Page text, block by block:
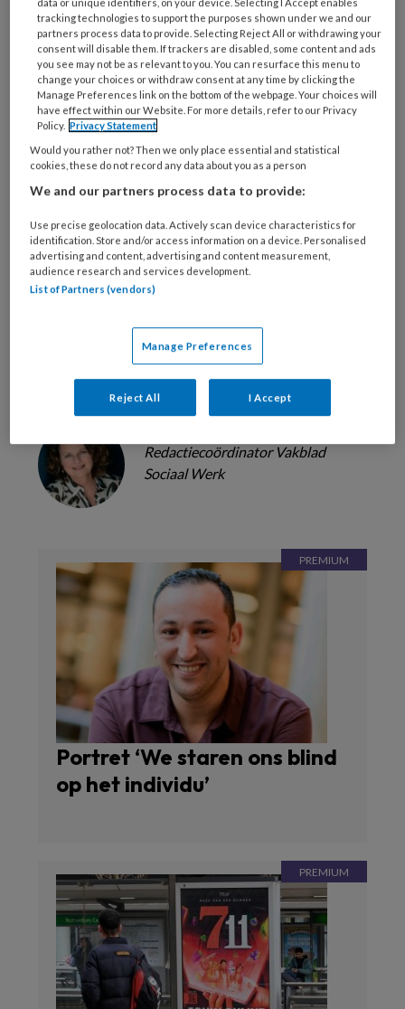
PREMIUM
Wilt u dit artikel lezen?
Neem Vakblad Sociaal Werk een maand
gratis op proef. Na een maand stopt het
abonnement automatisch.
Bekijk de mogelijkheden
Al abonnee?
Reageer op dit artikel Deel dit artikel
Redactiecoördinator Vakblad
Sociaal Werk
Portret ‘We staren ons blind
op het individu’
tracking technologies to support the purposes shown under we and our
partners process data to provide. Selecting Reject All or withdrawing your
consent will disable them. If trackers are disabled, some content and ads
you see may not be as relevant to you. You can resurface this menu to
change your choices or withdraw consent at any time by clicking the
Manage Preferences link on the bottom of the webpage. Your choices will
have effect within our Website. For more details, refer to our Privacy
Policy. Privacy Statement
Would you rather not? Then we only place essential and statistical
cookies, these do not record any data about you as a person
We and our partners process data to provide:
Use precise geolocation data. Actively scan device characteristics for
identification. Store and/or access information on a device. Personalised
advertising and content, advertising and content measurement,
audience research and services development.
List of Partners (vendors)
Manage Preferences
Reject All I Accept